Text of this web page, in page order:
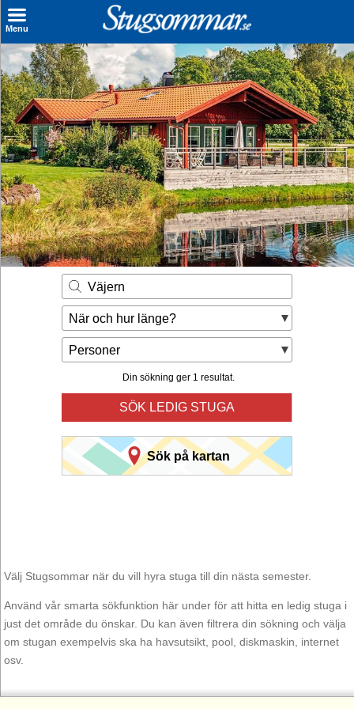
Menu
Sök stuga
Sista Minuten
Genvägar
Inspiration
Kontakt
Husägare
Se hur mycket du kan tjäna
Räkna ut din
hyresintäkt
Väjern
När och hur länge?
Personer
Din sökning ger 1 resultat.
SÖK LEDIG STUGA
Sök på kartan
Välj Stugsommar när du vill hyra stuga till din nästa semester.
Använd vår smarta sökfunktion här under för att hitta en ledig stuga i
just det område du önskar. Du kan även filtrera din sökning och välja
om stugan exempelvis ska ha havsutsikt, pool, diskmaskin, internet
osv.